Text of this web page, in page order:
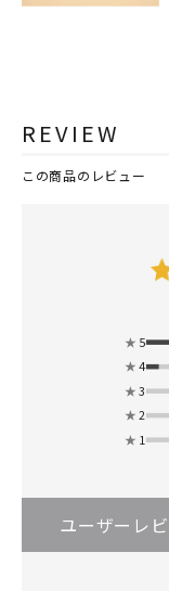
REVIEW
この商品のレビュー
★ 5
★ 4
★ 3
★ 2
★ 1
ユーザーレ